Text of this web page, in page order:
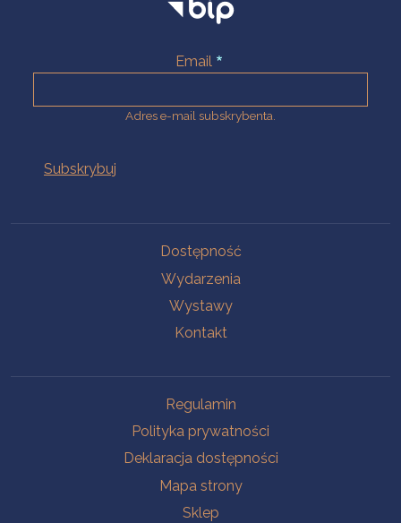
Email
Adres e-mail subskrybenta.
Dostępność
Wydarzenia
Wystawy
Kontakt
Regulamin
Polityka prywatności
Deklaracja dostępności
Mapa strony
Sklep